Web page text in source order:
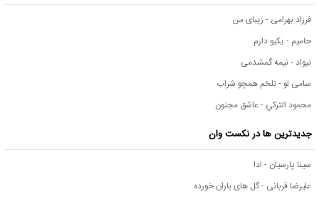
فرزاد بهرامی - زیبای من
حامیم - یکیو دارم
نیواد - نیمه گمشدمی
سامی لو - تلخم همچو شراب
محمود التركي - عاشق مجنون
جدیدترین ها در نکست وان
سینا پارسیان - ادا
علیرضا قربانی - گل های باران خورده